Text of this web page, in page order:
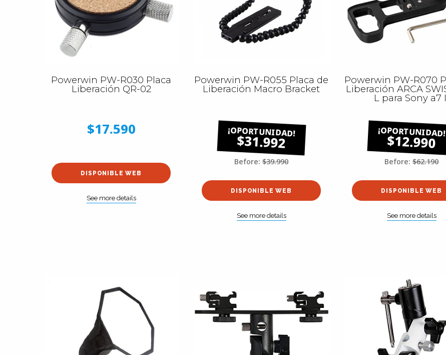
Powerwin PW-R030 Placa
Liberación QR-02
$17.590
DISPONIBLE WEB
See more details
Powerwin PW-R055 Placa de
Liberación Macro Bracket
$31.992
Before: $39.990
DISPONIBLE WEB
See more details
Powerwin PW-R070
Liberación ARCA
L para Sony a7
$12.990
Before: $62.190
DISPONIBLE WEB
See more details